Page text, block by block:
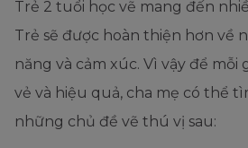
Trẻ 2 tuổi học vẽ mang đến
Trẻ sẽ được hoàn thiện hơn về
năng và cảm xúc. Vì vậy để mỗi
vẻ và hiệu quả, cha mẹ có thể
những chủ đề vẽ thú vị sau: